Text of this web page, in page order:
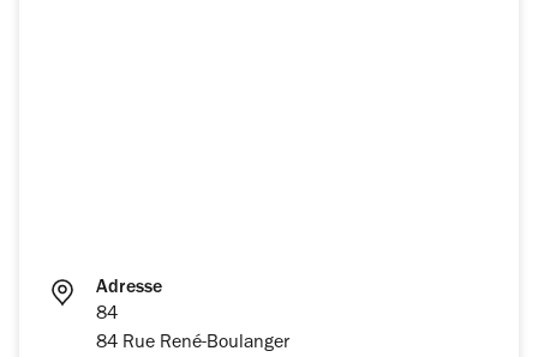
Adresse
84
84 Rue René-Boulanger